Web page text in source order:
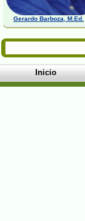
Gerardo Barboza, M.Ed.
Inicio